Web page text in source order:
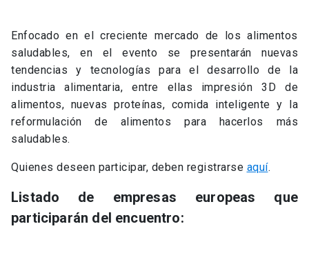
Enfocado en el creciente mercado de los alimentos
saludables, en el evento se presentarán nuevas
tendencias y tecnologías para el desarrollo de la
industria alimentaria, entre ellas impresión 3D de
alimentos, nuevas proteínas, comida inteligente y la
reformulación de alimentos para hacerlos más
saludables.
Quienes deseen participar, deben registrarse aquí.
Listado de empresas europeas que
participarán del encuentro: